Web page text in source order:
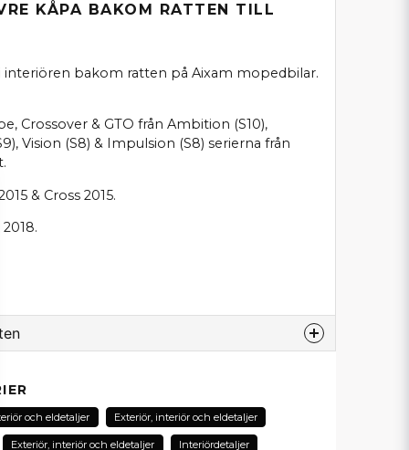
KÅPA BAKOM RATTEN TILL
interiören bakom ratten på Aixam mopedbilar.
Crossover & GTO från Ambition (S10),
Vision (S8) & Impulsion (S8) serierna från
& Cross 2015.
och eldetaljer Exteriör, interiör och eldetaljer
Exteriör, interiör och eldetaljer Interiördetaljer